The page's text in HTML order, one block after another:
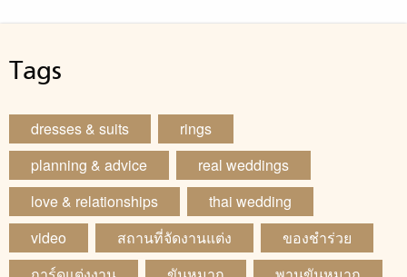
Tags
dresses & suits
rings
planning & advice
real weddings
love & relationships
thai wedding
video
สถานที่จัดงานแต่ง
ของชำร่วย